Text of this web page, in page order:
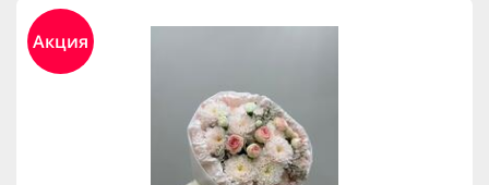
Акция